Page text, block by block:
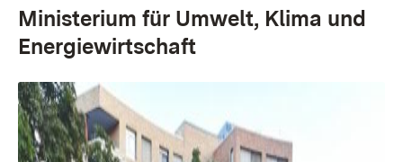
Ministerium für Umwelt, Klima und
Energiewirtschaft